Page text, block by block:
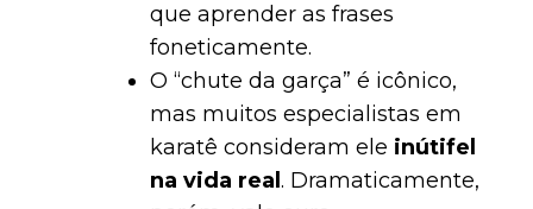
que aprender as frases
foneticamente.
O “chute da garça” é icônico,
mas muitos especialistas em
karatê consideram ele inútifel
na vida real . Dramaticamente,